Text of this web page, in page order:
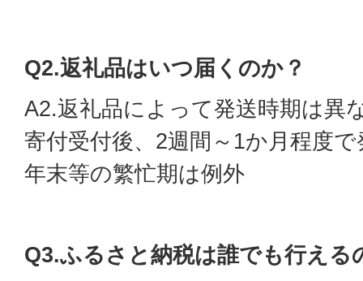
Q2.返礼品はいつ届くのか？
A2.返礼品によって発送時期は異
寄付受付後、2週間～1か月程度
年末等の繁忙期は例外
Q3.ふるさと納税は誰でも行える